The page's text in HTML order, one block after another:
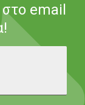
email